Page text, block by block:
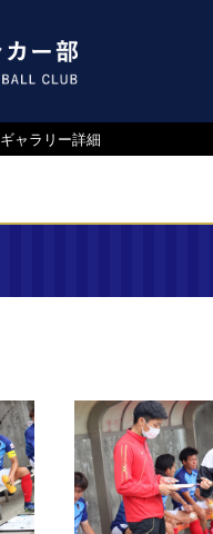
ギャラリー詳細